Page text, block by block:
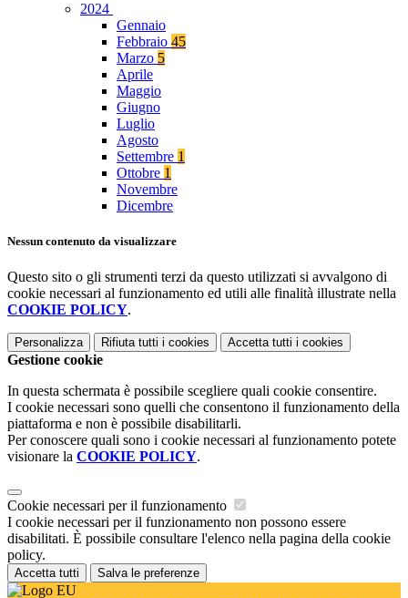
2024
Gennaio
Febbraio 45
Marzo 5
Aprile
Maggio
Giugno
Luglio
Agosto
Settembre 1
Ottobre 1
Novembre
Dicembre
Nessun contenuto da visualizzare
Questo sito o gli strumenti terzi da questo utilizzati si avvalgono di
cookie necessari al funzionamento ed utili alle finalità illustrate nella
COOKIE POLICY.
Personalizza Rifiuta tutti i cookies Accetta tutti i cookies
Gestione cookie
In questa schermata è possibile scegliere quali cookie consentire.
I cookie necessari sono quelli che consentono il funzionamento della
piattaforma e non è possibile disabilitarli.
Per conoscere quali sono i cookie necessari al funzionamento potete
visionare la COOKIE POLICY.
Cookie necessari per il funzionamento
I cookie necessari per il funzionamento non possono essere
disabilitati. È possibile consultare l'elenco nella pagina della cookie
policy.
Accetta tutti Salva le preferenze